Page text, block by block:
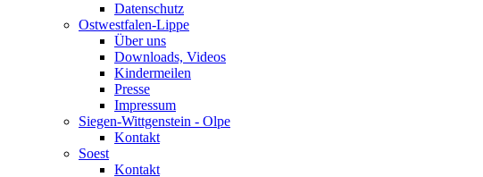
Datenschutz
Ostwestfalen-Lippe
Über uns
Downloads, Videos
Kindermeilen
Presse
Impressum
Siegen-Wittgenstein - Olpe
Kontakt
Soest
Kontakt